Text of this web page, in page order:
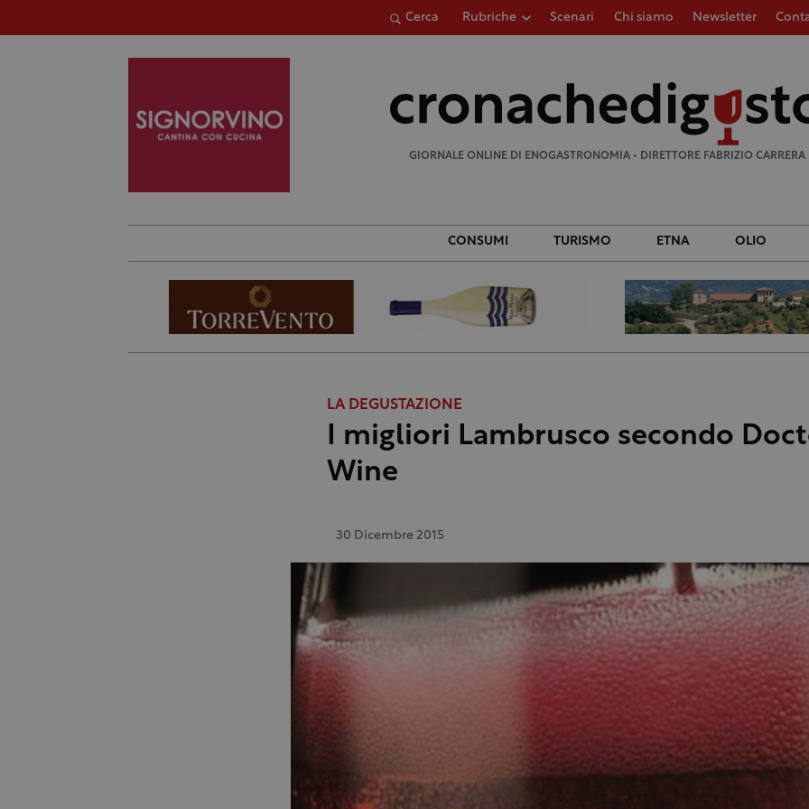
Cerca Rubriche Scenari Chi siamo Newsletter
GIORNALE ONLINE DI ENOGASTRONOMIA • DIRETTORE FABRIZIO CARRERA
CONSUMI TURISMO ETNA OLIO
LA DEGUSTAZIONE
I migliori Lambrusco secondo
Wine
30 Dicembre 2015